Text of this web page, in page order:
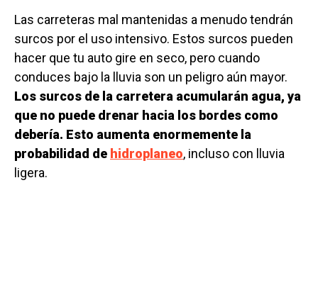
Las carreteras mal mantenidas a menudo tendrán
surcos por el uso intensivo. Estos surcos pueden
hacer que tu auto gire en seco, pero cuando
conduces bajo la lluvia son un peligro aún mayor.
Los surcos de la carretera acumularán agua, ya
que no puede drenar hacia los bordes como
debería. Esto aumenta enormemente la
probabilidad de hidroplaneo, incluso con lluvia
ligera.